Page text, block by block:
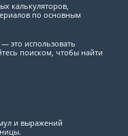
калькуляторов,
по основным
это использовать
поиском, чтобы найти
и выражений